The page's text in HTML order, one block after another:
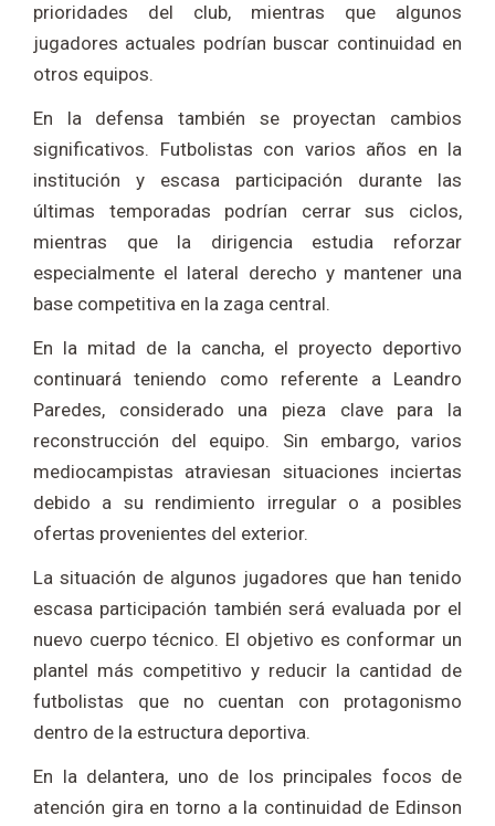
prioridades del club, mientras que algunos
jugadores actuales podrían buscar continuidad en
otros equipos.
En la defensa también se proyectan cambios
significativos. Futbolistas con varios años en la
institución y escasa participación durante las
últimas temporadas podrían cerrar sus ciclos,
mientras que la dirigencia estudia reforzar
especialmente el lateral derecho y mantener una
base competitiva en la zaga central.
En la mitad de la cancha, el proyecto deportivo
continuará teniendo como referente a Leandro
Paredes, considerado una pieza clave para la
reconstrucción del equipo. Sin embargo, varios
mediocampistas atraviesan situaciones inciertas
debido a su rendimiento irregular o a posibles
ofertas provenientes del exterior.
La situación de algunos jugadores que han tenido
escasa participación también será evaluada por el
nuevo cuerpo técnico. El objetivo es conformar un
plantel más competitivo y reducir la cantidad de
futbolistas que no cuentan con protagonismo
dentro de la estructura deportiva.
En la delantera, uno de los principales focos de
atención gira en torno a la continuidad de Edinson